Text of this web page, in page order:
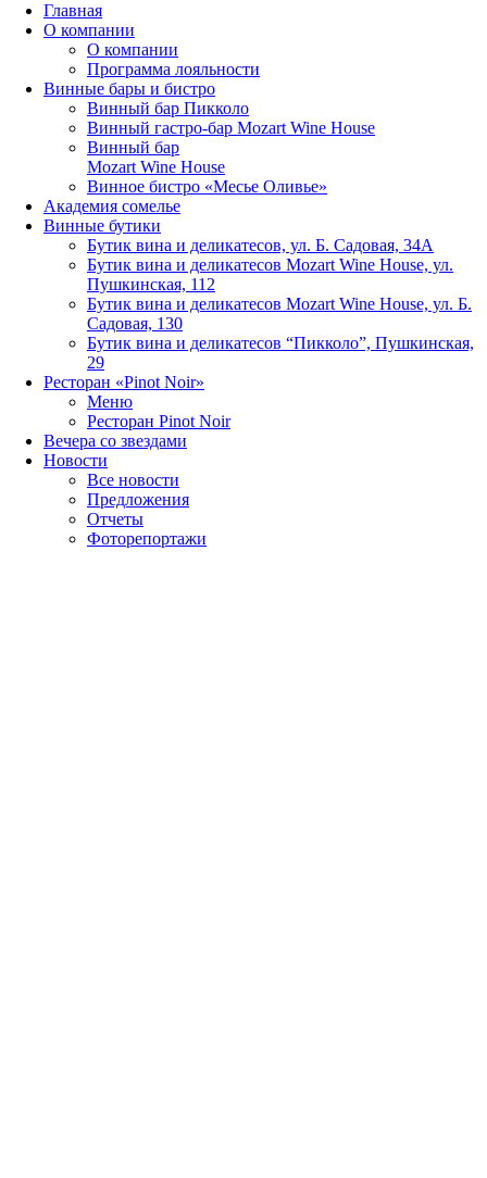
Главная
О компании
О компании
Программа лояльности
Винные бары и бистро
Винный бар Пикколо
Винный гастро-бар Mozart Wine House
Винный бар
Mozart Wine House
Винное бистро «Месье Оливье»
Академия сомелье
Винные бутики
Бутик вина и деликатесов, ул. Б. Садовая, 34А
Бутик вина и деликатесов Mozart Wine House, ул.
Пушкинская, 112
Бутик вина и деликатесов Mozart Wine House, ул. Б.
Садовая, 130
Бутик вина и деликатесов “Пикколо”, Пушкинская,
29
Ресторан «Pinot Noir»
Меню
Ресторан Pinot Noir
Вечера со звездами
Новости
Все новости
Предложения
Отчеты
Фоторепортажи